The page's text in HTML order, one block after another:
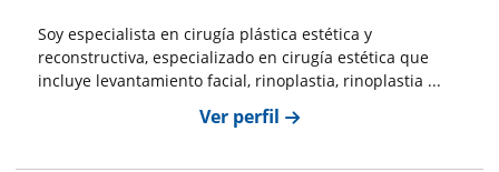
Soy especialista en cirugía plástica estética y
reconstructiva, especializado en cirugía estética que
incluye levantamiento facial, rinoplastia, rinoplastia ...
Ver perfil